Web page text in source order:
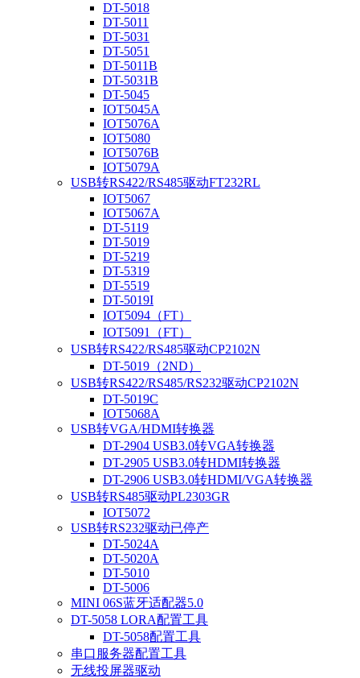
DT-5018
DT-5011
DT-5031
DT-5051
DT-5011B
DT-5031B
DT-5045
IOT5045A
IOT5076A
IOT5080
IOT5076B
IOT5079A
USB转RS422/RS485驱动FT232RL
IOT5067
IOT5067A
DT-5119
DT-5019
DT-5219
DT-5319
DT-5519
DT-5019I
IOT5094（FT）
IOT5091（FT）
USB转RS422/RS485驱动CP2102N
DT-5019（2ND）
USB转RS422/RS485/RS232驱动CP2102N
DT-5019C
IOT5068A
USB转VGA/HDMI转换器
DT-2904 USB3.0转VGA转换器
DT-2905 USB3.0转HDMI转换器
DT-2906 USB3.0转HDMI/VGA转换器
USB转RS485驱动PL2303GR
IOT5072
USB转RS232驱动已停产
DT-5024A
DT-5020A
DT-5010
DT-5006
MINI 06S蓝牙适配器5.0
DT-5058 LORA配置工具
DT-5058配置工具
串口服务器配置工具
无线投屏器驱动